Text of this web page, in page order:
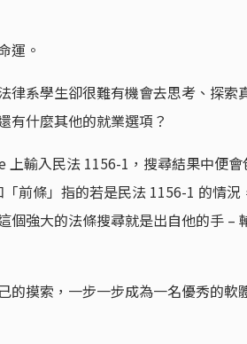
運。
律系學生卻很難有機會去思考、探索
有什麼其他的就業選項？
輸入民法 1156-1，搜尋結果中便會
前條」指的若是民法 1156-1 的情況
個強大的法條搜尋就是出自他的手 –
的摸索，一步一步成為一名優秀的軟